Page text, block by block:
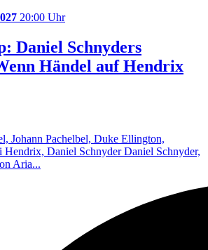
20:00 Uhr
Daniel Schnyders
Händel auf Hendrix
Johann Pachelbel, Duke Ellington,
Daniel Schnyder Daniel Schnyder,
Aria...